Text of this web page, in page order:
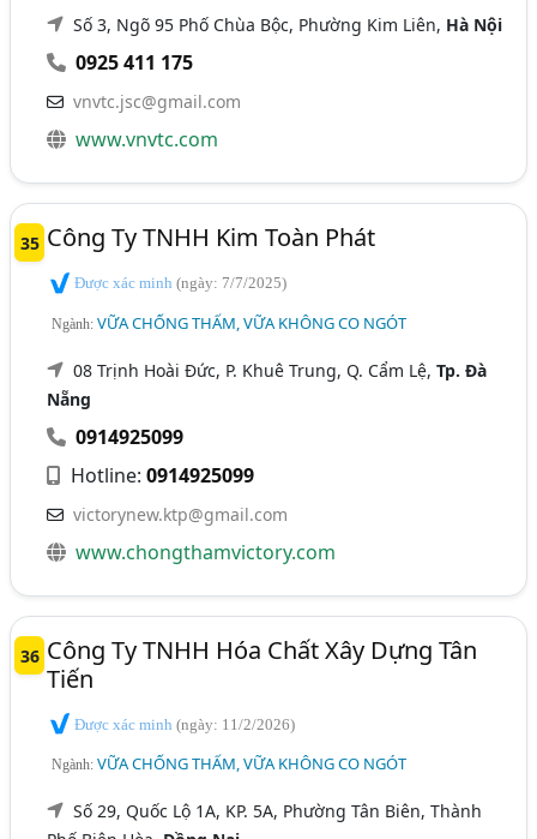
Số 3, Ngõ 95 Phố Chùa Bộc, Phường Kim Liên, Hà Nội
0925 411 175
vnvtc.jsc@gmail.com
www.vnvtc.com
35 Công Ty TNHH Kim Toàn Phát
Được xác minh(ngày: 7/7/2025)
Ngành:VỮA CHỐNG THẤM, VỮA KHÔNG CO NGÓT
08 Trịnh Hoài Đức, P. Khuê Trung, Q. Cẩm Lệ,Tp. Đà
Nẵng
0914925099
Hotline:0914925099
victorynew.ktp@gmail.com
www.chongthamvictory.com
36 Công Ty TNHH Hóa Chất Xây Dựng Tân
Tiến
Được xác minh(ngày: 11/2/2026)
Ngành:VỮA CHỐNG THẤM, VỮA KHÔNG CO NGÓT
Số 29, Quốc Lộ 1A, KP. 5A, Phường Tân Biên, Thành